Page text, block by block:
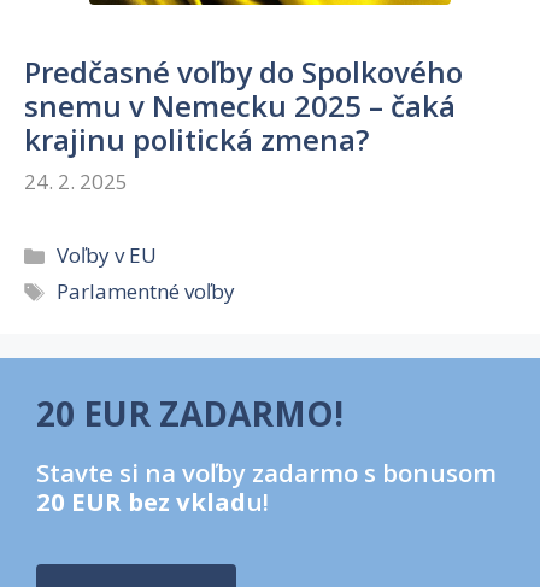
Predčasné voľby do Spolkového
snemu v Nemecku 2025 – čaká
krajinu politická zmena?
24. 2. 2025
Kategórie
Voľby v EU
Značky
Parlamentné voľby
20 EUR ZADARMO!
Stavte si na voľby zadarmo s bonusom
20 EUR bez vkladu!